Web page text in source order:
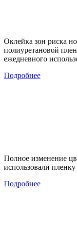
Оклейка зон риска
полиуретановой
ежедневного
Подробнее
Полное изменение
использовали
Подробнее